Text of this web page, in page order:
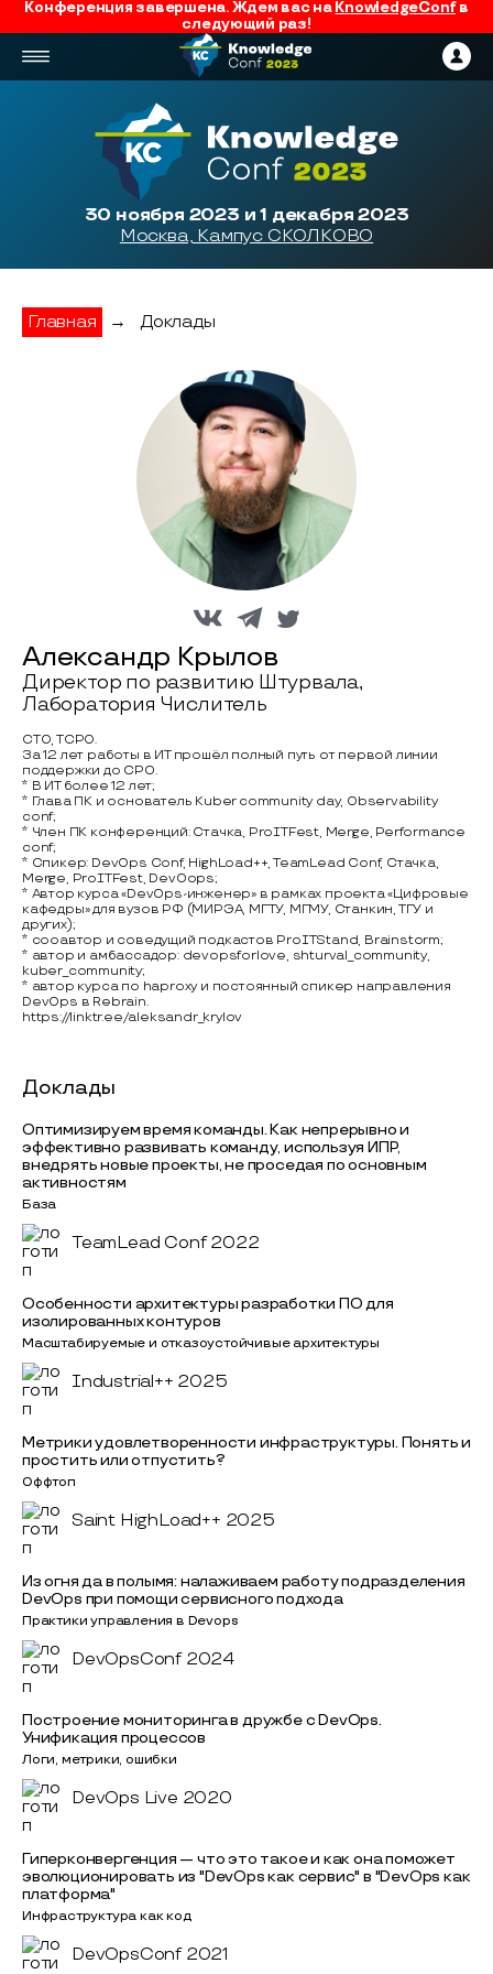
Конференция завершена. Ждем вас на KnowledgeConfв
следующий раз!
30 ноября 2023 и 1 декабря 2023
Москва, Кампус СКОЛКОВО
Главная → Доклады
Александр Крылов
Директор по развитию Штурвала,
Лаборатория Числитель
CTO, TCPO.
За 12 лет работы в ИТ прошёл полный путь от первой линии
поддержки до CPO.
* В ИТ более 12 лет;
* Глава ПК и основатель Kuber community day, Observability
conf;
* Член ПК конференций: Стачка, ProITFest, Merge, Performance
conf;
* Спикер: DevOps Сonf, HighLoad++, TeamLead Сonf, Стачка,
Merge, ProITFest, DevOops;
* Автор курса «DevOps-инженер» в рамках проекта «Цифровые
кафедры» для вузов РФ (МИРЭА, МГТУ, МГМУ, Станкин, ТГУ и
других);
* сооавтор и соведущий подкастов ProITStand, Brainstorm;
* автор и амбассадор: devopsforlove, shturval_community,
kuber_community;
* автор курса по haproxy и постоянный спикер направления
DevOps в Rebrain.
https://linktr.ee/aleksandr_krylov
Доклады
Оптимизируем время команды. Как непрерывно и
эффективно развивать команду, используя ИПР,
внедрять новые проекты, не проседая по основным
активностям
База
TeamLead Conf 2022
Особенности архитектуры разработки ПО для
изолированных контуров
Масштабируемые и отказоустойчивые архитектуры
Industrial++ 2025
Метрики удовлетворенности инфраструктуры. Понять и
простить или отпустить?
Оффтоп
Saint HighLoad++ 2025
Из огня да в полымя: налаживаем работу подразделения
DevOps при помощи сервисного подхода
Практики управления в Devops
DevOpsConf 2024
Построение мониторинга в дружбе с DevOps.
Унификация процессов
Логи, метрики, ошибки
DevOps Live 2020
Гиперконвергенция — что это такое и как она поможет
эволюционировать из "DevOps как сервис" в "DevOps как
платформа"
Инфраструктура как код
DevOpsConf 2021